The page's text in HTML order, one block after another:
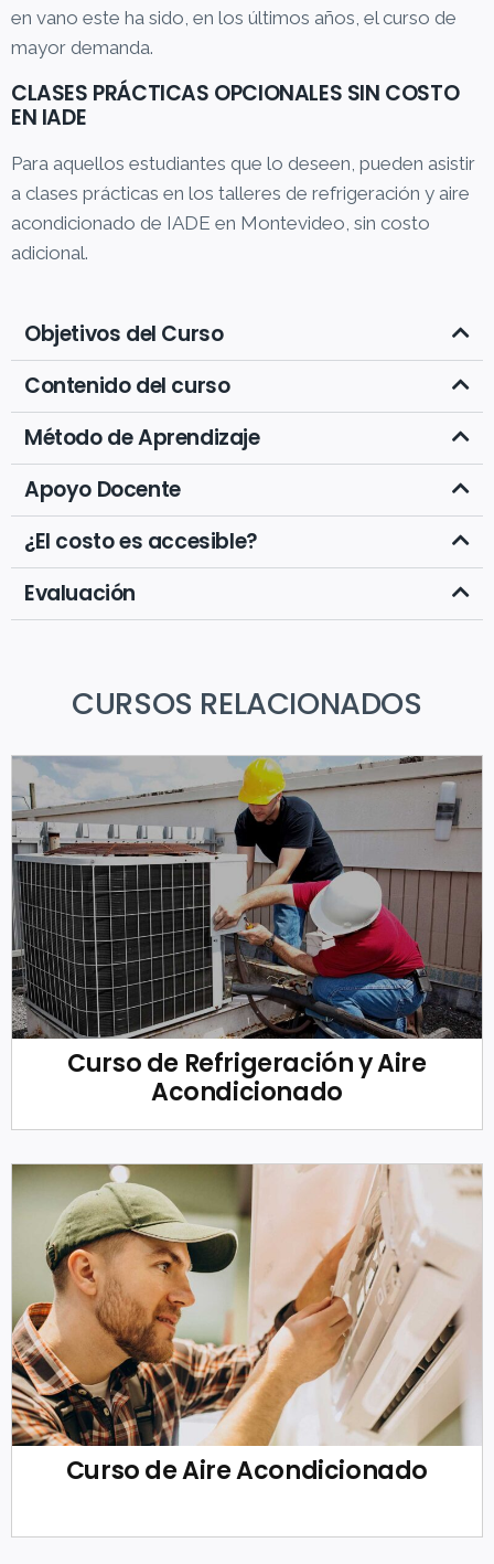
en vano este ha sido, en los últimos años, el curso de
mayor demanda.
CLASES PRÁCTICAS OPCIONALES SIN COSTO
EN IADE
Para aquellos estudiantes que lo deseen, pueden asistir
a clases prácticas en los talleres de refrigeración y aire
acondicionado de IADE en Montevideo, sin costo
adicional.
Objetivos del Curso
Contenido del curso
Método de Aprendizaje
Apoyo Docente
¿El costo es accesible?
Evaluación
CURSOS RELACIONADOS
Curso de Refrigeración y Aire
Acondicionado
Curso de Aire Acondicionado